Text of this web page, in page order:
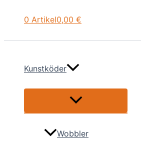
0 Artikel0,00 €
Kunstköder
Menü
Wobbler